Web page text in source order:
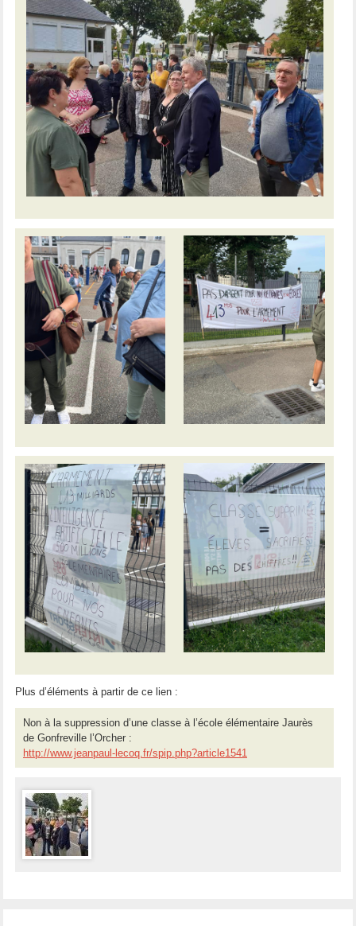
Plus d’éléments à partir de ce lien :
Non à la suppression d’une classe à l’école élémentaire Jaurès
de Gonfreville l’Orcher :
http://www.jeanpaul-lecoq.fr/spip.php?article1541